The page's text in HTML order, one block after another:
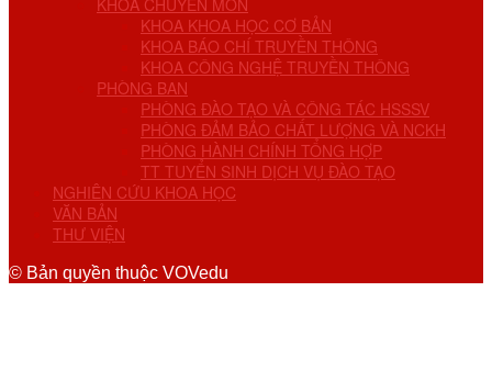
KHOA CHUYÊN MÔN
KHOA KHOA HỌC CƠ BẢN
KHOA BÁO CHÍ TRUYỀN THÔNG
KHOA CÔNG NGHỆ TRUYỀN THÔNG
PHÒNG BAN
PHÒNG ĐÀO TẠO VÀ CÔNG TÁC HSSSV
PHÒNG ĐẢM BẢO CHẤT LƯỢNG VÀ NCKH
PHÒNG HÀNH CHÍNH TỔNG HỢP
TT TUYỂN SINH DỊCH VỤ ĐÀO TẠO
NGHIÊN CỨU KHOA HỌC
VĂN BẢN
THƯ VIỆN
© Bản quyền thuộc VOVedu